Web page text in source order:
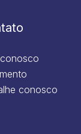
conosco